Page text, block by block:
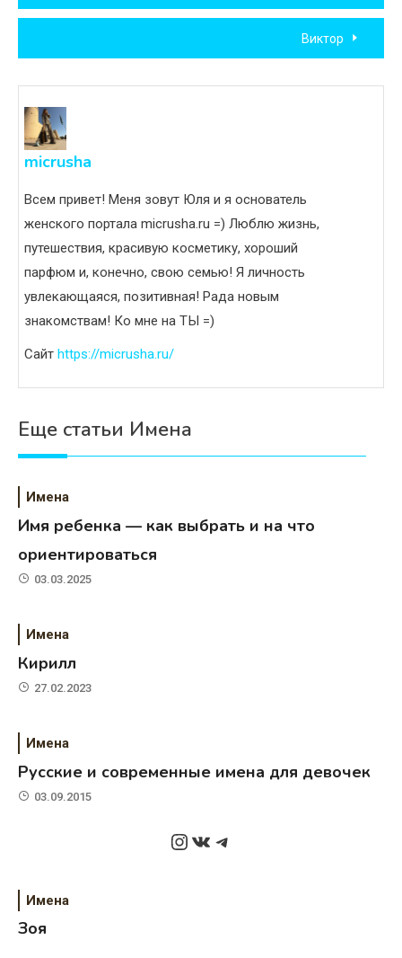
по
записям
Виктор
micrusha
Всем привет! Меня зовут Юля и я основатель
женского портала micrusha.ru =) Люблю жизнь,
путешествия, красивую косметику, хороший
парфюм и, конечно, свою семью! Я личность
увлекающаяся, позитивная! Рада новым
знакомствам! Ко мне на ТЫ =)
Сайт https://micrusha.ru/
Еще статьи Имена
Имена
Имя ребенка — как выбрать и на что
ориентироваться
03.03.2025
Имена
Кирилл
27.02.2023
Имена
Русские и современные имена для девочек
03.09.2015
Instagram
ВКонтакте
Telegram
Имена
Зоя